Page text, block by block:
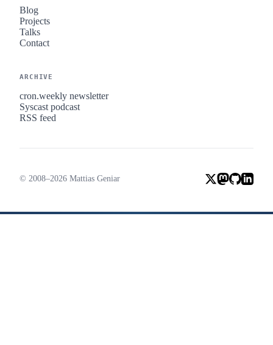
Blog
Projects
Talks
Contact
ARCHIVE
cron.weekly newsletter
Syscast podcast
RSS feed
© 2008–2026 Mattias Geniar